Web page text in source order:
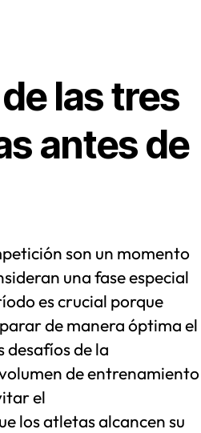
las tres
antes de
son un momento
una fase especial
es crucial porque
de manera óptima el
desafíos de la
de entrenamiento
el
los atletas alcancen su